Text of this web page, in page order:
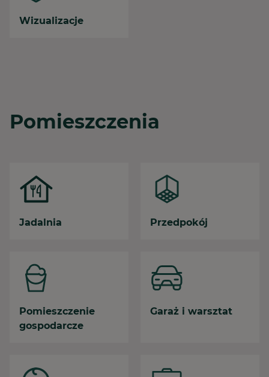
Wizualizacje
Pomieszczenia
Jadalnia Przedpokój
Pomieszczenie
gospodarcze
Garaż i warsztat